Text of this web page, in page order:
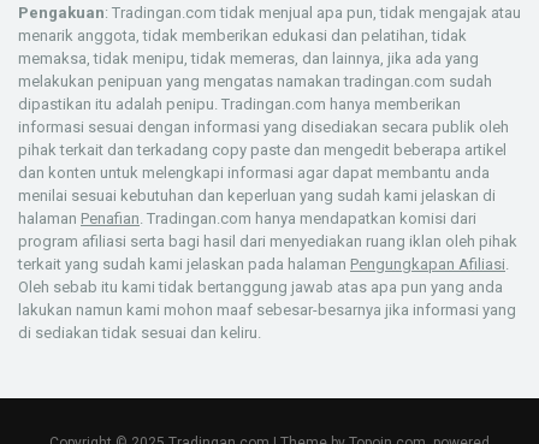
Pengakuan: Tradingan.com tidak menjual apa pun, tidak mengajak atau
menarik anggota, tidak memberikan edukasi dan pelatihan, tidak
memaksa, tidak menipu, tidak memeras, dan lainnya, jika ada yang
melakukan penipuan yang mengatas namakan tradingan.com sudah
dipastikan itu adalah penipu. Tradingan.com hanya memberikan
informasi sesuai dengan informasi yang disediakan secara publik oleh
pihak terkait dan terkadang copy paste dan mengedit beberapa artikel
dan konten untuk melengkapi informasi agar dapat membantu anda
menilai sesuai kebutuhan dan keperluan yang sudah kami jelaskan di
halaman Penafian . Tradingan.com hanya mendapatkan komisi dari
program afiliasi serta bagi hasil dari menyediakan ruang iklan oleh pihak
terkait yang sudah kami jelaskan pada halaman Pengungkapan Afiliasi
Oleh sebab itu kami tidak bertanggung jawab atas apa pun yang anda
lakukan namun kami mohon maaf sebesar-besarnya jika informasi yang
di sediakan tidak sesuai dan keliru.